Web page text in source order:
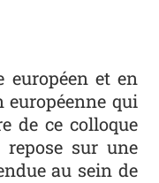
européen et en
européenne qui
de ce colloque
sur une
au sein de